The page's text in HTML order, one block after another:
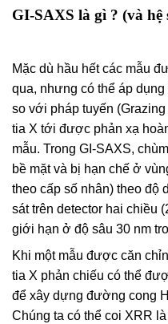
GI-SAXS là gì ? (và
Mặc dù hầu hết các mẫu
qua, nhưng có thể áp
so với pháp tuyến
tia X tới được phản xạ
mẫu. Trong GI-SAXS,
bề mặt và bị hạn chế ở
theo cấp số nhân) theo độ
sát trên detector hai chiều
giới hạn ở độ sâu 30 nm
Khi một mẫu được căn
tia X phản chiếu có thể
để xây dựng đường cong
Chúng ta có thể coi XRR